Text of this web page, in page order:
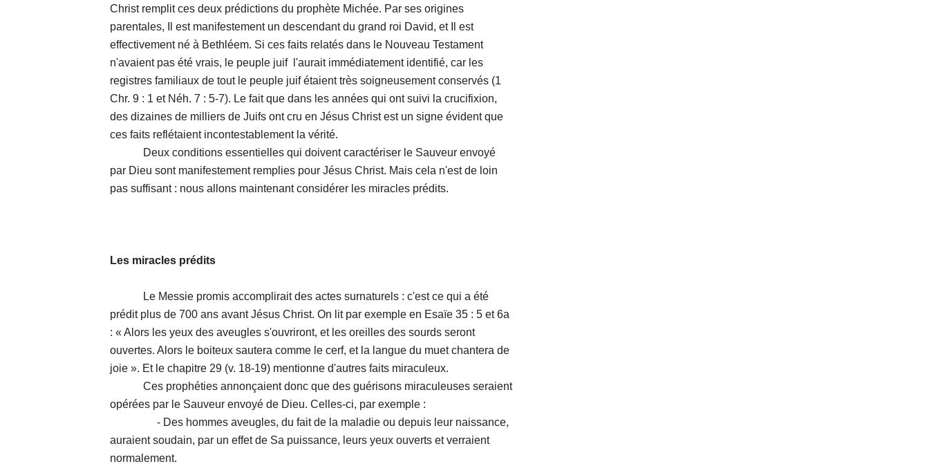
Christ remplit ces deux prédictions du prophète Michée. Par ses origines
parentales, Il est manifestement un descendant du grand roi David, et Il est
effectivement né à Bethléem. Si ces faits relatés dans le Nouveau Testament
n'avaient pas été vrais, le peuple juif l'aurait immédiatement identifié, car les
registres familiaux de tout le peuple juif étaient très soigneusement conservés (1
Chr. 9 : 1 et Néh. 7 : 5-7). Le fait que dans les années qui ont suivi la crucifixion,
des dizaines de milliers de Juifs ont cru en Jésus Christ est un signe évident que
ces faits reflétaient incontestablement la vérité.
Deux conditions essentielles qui doivent caractériser le Sauveur envoyé
par Dieu sont manifestement remplies pour Jésus Christ. Mais cela n'est de loin
pas suffisant : nous allons maintenant considérer les miracles prédits.
Les miracles prédits
Le Messie promis accomplirait des actes surnaturels : c'est ce qui a été
prédit plus de 700 ans avant Jésus Christ. On lit par exemple en Esaïe 35 : 5 et 6a
: « Alors les yeux des aveugles s'ouvriront, et les oreilles des sourds seront
ouvertes. Alors le boiteux sautera comme le cerf, et la langue du muet chantera de
joie ». Et le chapitre 29 (v. 18-19) mentionne d'autres faits miraculeux.
Ces prophéties annonçaient donc que des guérisons miraculeuses seraient
opérées par le Sauveur envoyé de Dieu. Celles-ci, par exemple :
- Des hommes aveugles, du fait de la maladie ou depuis leur naissance,
auraient soudain, par un effet de Sa puissance, leurs yeux ouverts et verraient
normalement.